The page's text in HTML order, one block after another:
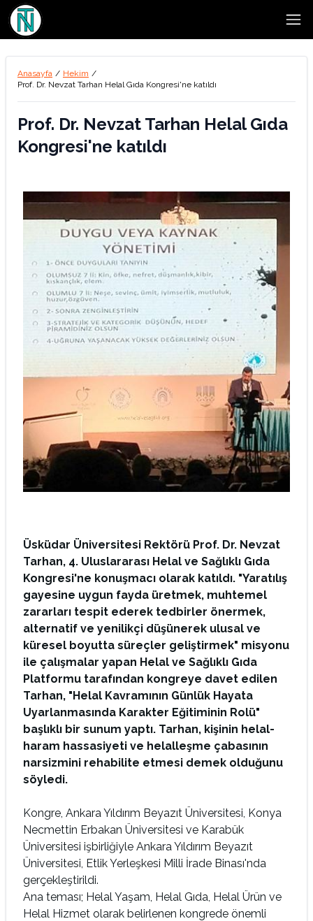
Anasayfa / Hekim /
Prof. Dr. Nevzat Tarhan Helal Gıda Kongresi'ne katıldı
Prof. Dr. Nevzat Tarhan Helal Gıda
Kongresi'ne katıldı
Üsküdar Üniversitesi Rektörü Prof. Dr. Nevzat
Tarhan, 4. Uluslararası Helal ve Sağlıklı Gıda
Kongresi'ne konuşmacı olarak katıldı. "Yaratılış
gayesine uygun fayda üretmek, muhtemel
zararları tespit ederek tedbirler önermek,
alternatif ve yenilikçi düşünerek ulusal ve
küresel boyutta süreçler geliştirmek" misyonu
ile çalışmalar yapan Helal ve Sağlıklı Gıda
Platformu tarafından kongreye davet edilen
Tarhan, "Helal Kavramının Günlük Hayata
Uyarlanmasında Karakter Eğitiminin Rolü"
başlıklı bir sunum yaptı. Tarhan, kişinin helal-
haram hassasiyeti ve helalleşme çabasının
narsizmini rehabilite etmesi demek olduğunu
söyledi.
Kongre, Ankara Yıldırım Beyazıt Üniversitesi, Konya
Necmettin Erbakan Üniversitesi ve Karabük
Üniversitesi işbirliğiyle Ankara Yıldırım Beyazıt
Üniversitesi, Etlik Yerleşkesi Milli İrade Binası'nda
gerçekleştirildi.
Ana teması; Helal Yaşam, Helal Gıda, Helal Ürün ve
Helal Hizmet olarak belirlenen kongrede önemli